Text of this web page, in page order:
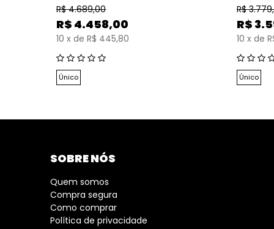
R$ 4.689,00
R$ 4.458,00
10 x de R$ 445,80
Único
R$
R$
10 x de
Único
SOBRE NÓS
Quem somos
Compra segura
Como comprar
Política de privacidade